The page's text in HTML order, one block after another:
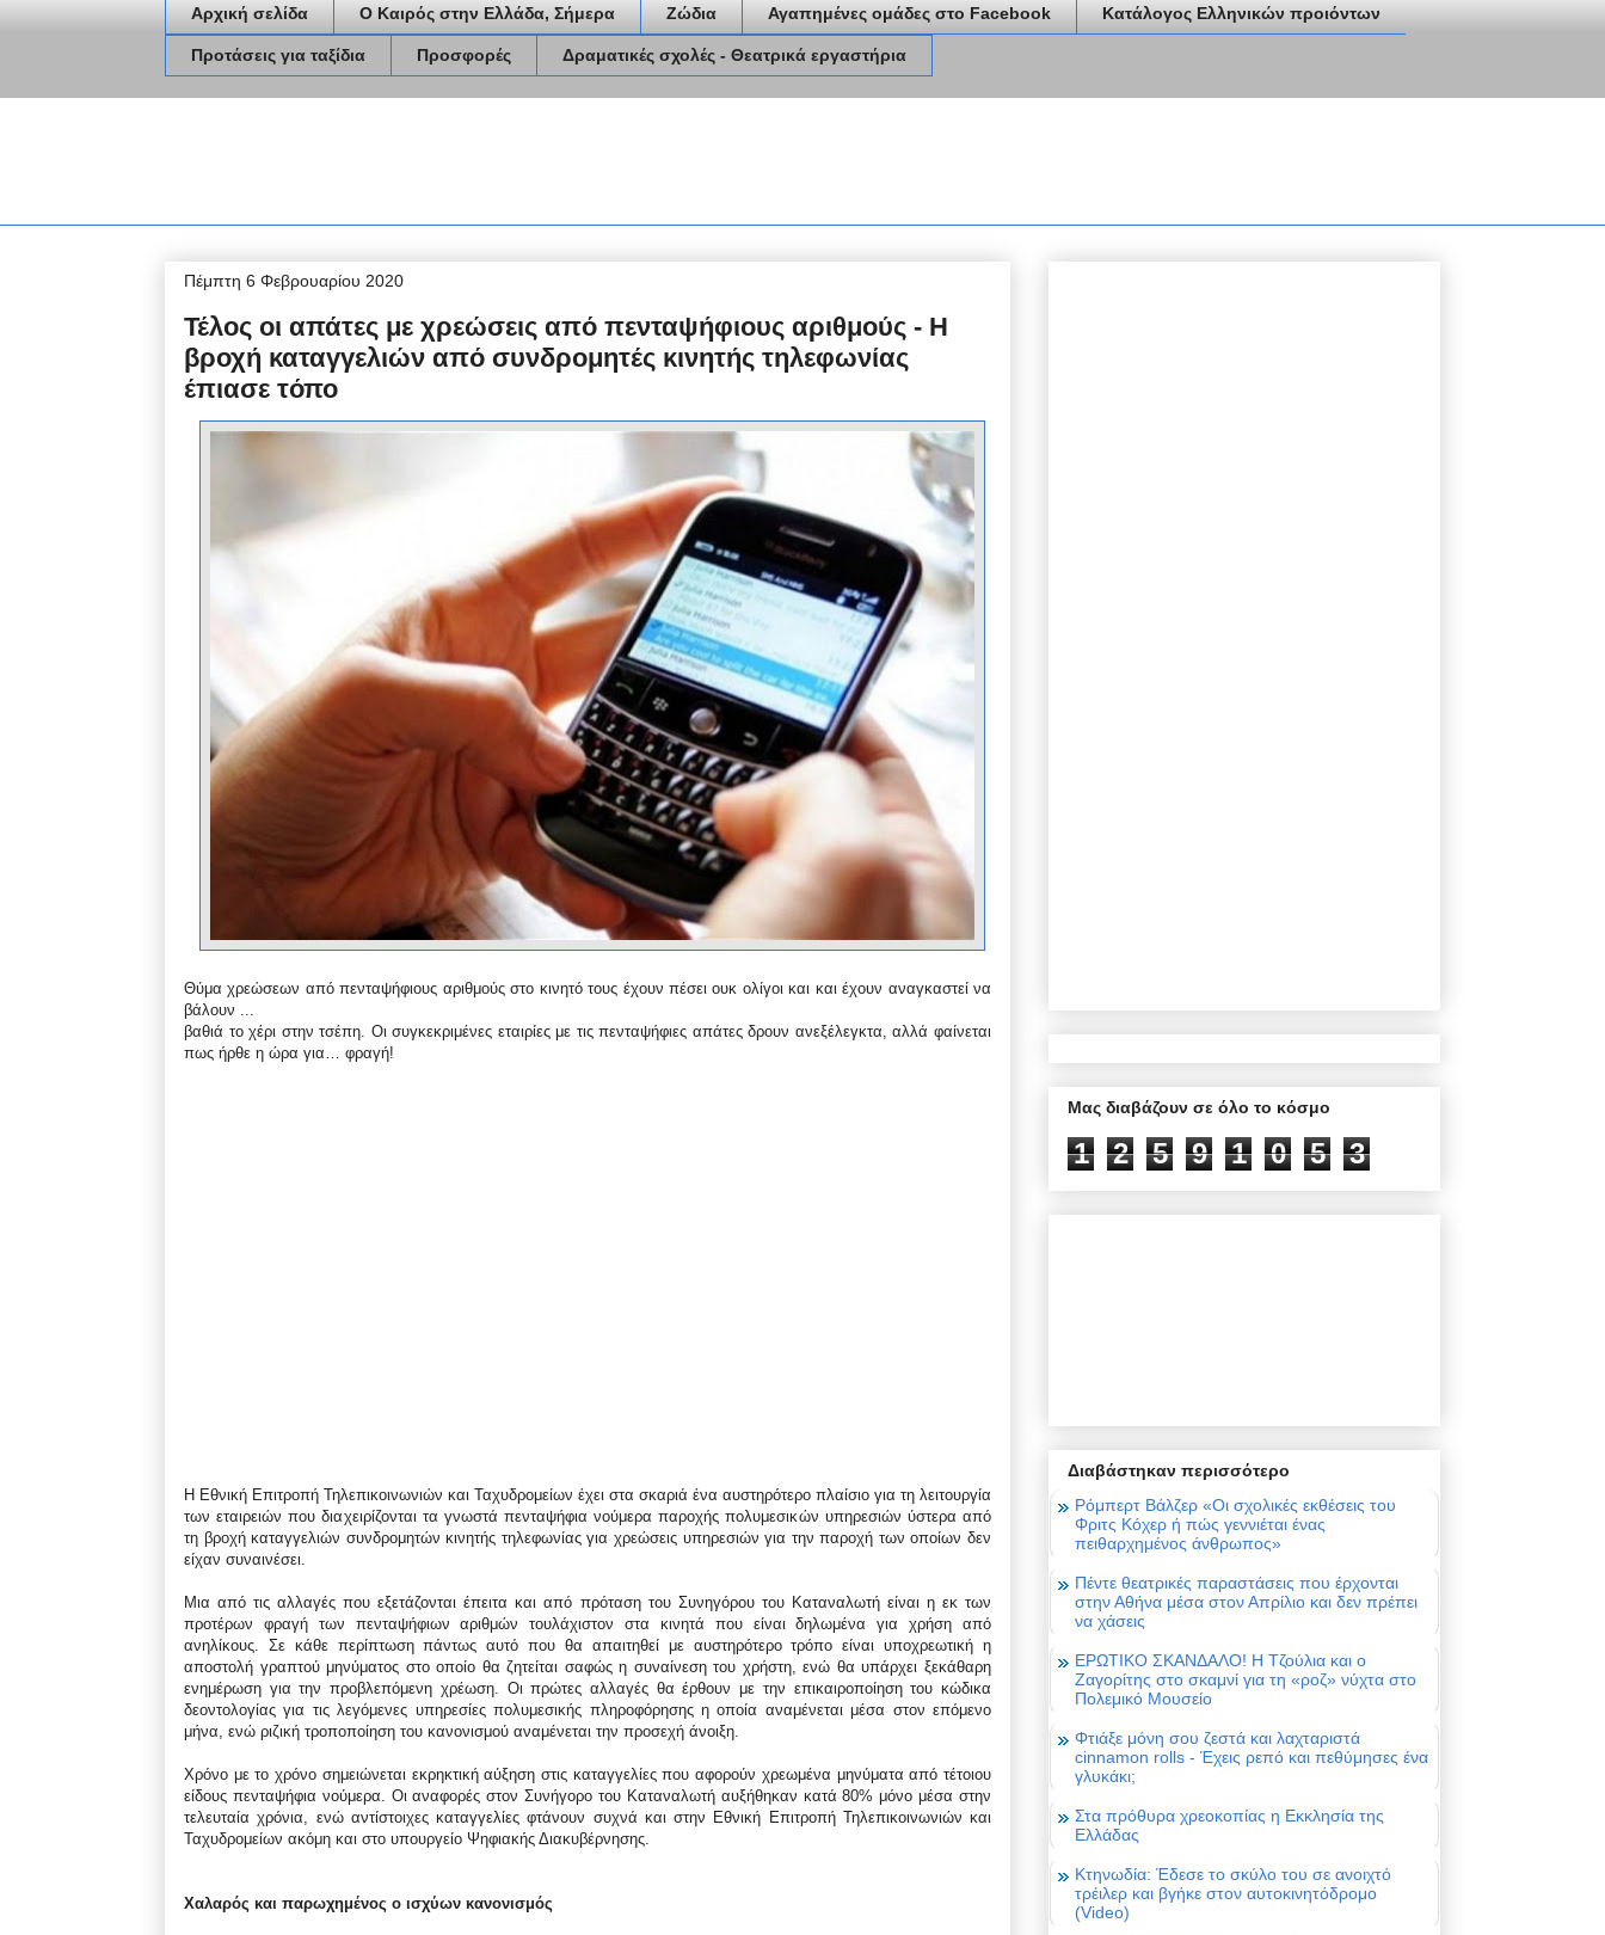
Αρχική σελίδα Ο Καιρός στην Ελλάδα, Σήμερα Ζώδια Αγαπημένες ομάδες στο Facebook Κατάλογος Ελληνικών προιόντων
Προτάσεις για ταξίδια Προσφορές Δραματικές σχολές - Θεατρικά εργαστήρια
Πέμπτη 6 Φεβρουαρίου 2020
Τέλος οι απάτες με χρεώσεις από πενταψήφιους αριθμούς - Η
βροχή καταγγελιών από συνδρομητές κινητής τηλεφωνίας
έπιασε τόπο
Θύμα χρεώσεων από πενταψήφιους αριθμούς στο κινητό τους έχουν πέσει ουκ ολίγοι και και έχουν αναγκαστεί να
βάλουν ...
βαθιά το χέρι στην τσέπη. Οι συγκεκριμένες εταιρίες με τις πενταψήφιες απάτες δρουν ανεξέλεγκτα, αλλά φαίνεται
πως ήρθε η ώρα για… φραγή!
Η Εθνική Επιτροπή Τηλεπικοινωνιών και Ταχυδρομείων έχει στα σκαριά ένα αυστηρότερο πλαίσιο για τη λειτουργία
των εταιρειών που διαχειρίζονται τα γνωστά πενταψήφια νούμερα παροχής πολυμεσικών υπηρεσιών ύστερα από
τη βροχή καταγγελιών συνδρομητών κινητής τηλεφωνίας για χρεώσεις υπηρεσιών για την παροχή των οποίων δεν
είχαν συναινέσει.
Μια από τις αλλαγές που εξετάζονται έπειτα και από πρόταση του Συνηγόρου του Καταναλωτή είναι η εκ των
προτέρων φραγή των πενταψήφιων αριθμών τουλάχιστον στα κινητά που είναι δηλωμένα για χρήση από
ανηλίκους. Σε κάθε περίπτωση πάντως αυτό που θα απαιτηθεί με αυστηρότερο τρόπο είναι υποχρεωτική η
αποστολή γραπτού μηνύματος στο οποίο θα ζητείται σαφώς η συναίνεση του χρήστη, ενώ θα υπάρχει ξεκάθαρη
ενημέρωση για την προβλεπόμενη χρέωση. Οι πρώτες αλλαγές θα έρθουν με την επικαιροποίηση του κώδικα
δεοντολογίας για τις λεγόμενες υπηρεσίες πολυμεσικής πληροφόρησης η οποία αναμένεται μέσα στον επόμενο
μήνα, ενώ ριζική τροποποίηση του κανονισμού αναμένεται την προσεχή άνοιξη.
Χρόνο με το χρόνο σημειώνεται εκρηκτική αύξηση στις καταγγελίες που αφορούν χρεωμένα μηνύματα από τέτοιου
είδους πενταψήφια νούμερα. Οι αναφορές στον Συνήγορο του Καταναλωτή αυξήθηκαν κατά 80% μόνο μέσα στην
τελευταία χρόνια, ενώ αντίστοιχες καταγγελίες φτάνουν συχνά και στην Εθνική Επιτροπή Τηλεπικοινωνιών και
Ταχυδρομείων ακόμη και στο υπουργείο Ψηφιακής Διακυβέρνησης.
Χαλαρός και παρωχημένος ο ισχύων κανονισμός
Μας διαβάζουν σε όλο το κόσμο
1 2 5 9 1 0 5 3
Διαβάστηκαν περισσότερο
Ρόμπερτ Βάλζερ «Οι σχολικές εκθέσεις του
Φριτς Κόχερ ή πώς γεννιέται ένας
πειθαρχημένος άνθρωπος»
Πέντε θεατρικές παραστάσεις που έρχονται
στην Αθήνα μέσα στον Απρίλιο και δεν πρέπει
να χάσεις
ΕΡΩΤΙΚΟ ΣΚΑΝΔΑΛΟ! Η Τζούλια και ο
Ζαγορίτης στο σκαμνί για τη «ροζ» νύχτα στο
Πολεμικό Μουσείο
Φτιάξε μόνη σου ζεστά και λαχταριστά
cinnamon rolls - Έχεις ρεπό και πεθύμησες ένα
γλυκάκι;
Στα πρόθυρα χρεοκοπίας η Εκκλησία της
Ελλάδας
Κτηνωδία: Έδεσε το σκύλο του σε ανοιχτό
τρέιλερ και βγήκε στον αυτοκινητόδρομο
(Video)